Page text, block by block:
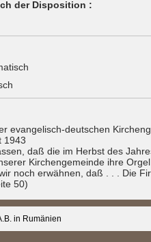
der Disposition :
evangelisch-deutschen
1943
daß die im Herbst des
Kirchengemeinde ihre
noch erwähnen, daß . . . Die
50)
in Rumänien